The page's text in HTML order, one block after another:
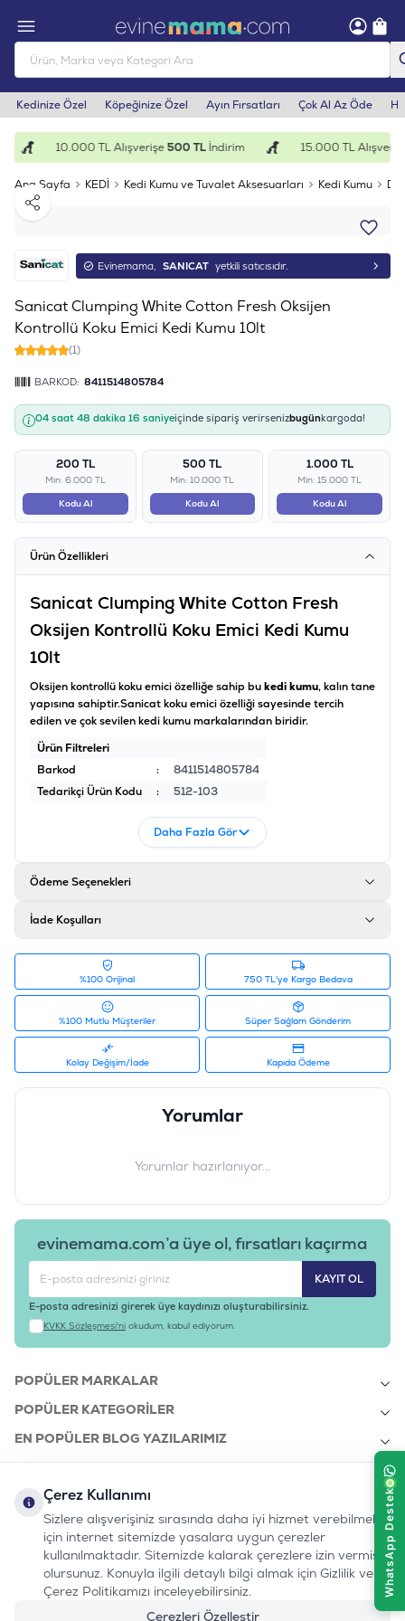
Kedinize Özel Köpeğinize Özel Ayın Fırsatları Çok Al Az Öde
10.000 TL Alışverişe500 TLİndirim 15.000 TL
Ana Sayfa KEDİ Kedi Kumu ve Tuvalet Aksesuarları Kedi Kumu
Paylaş
Evinemama, SANICAT yetkili satıcısıdır.
Sanicat Clumping White Cotton Fresh Oksijen
Kontrollü Koku Emici Kedi Kumu 10lt
(1)
BARKOD: 8411514805784
04 saat 48 dakika 16 saniyeiçinde sipariş verirsenizbugünkargoda!
200 TL
Min: 6.000 TL
Kodu Al
500 TL
Min: 10.000 TL
Kodu Al
1.000 TL
Min: 15.000 TL
Kodu Al
Ürün Özellikleri
Sanicat Clumping White Cotton Fresh
Oksijen Kontrollü Koku Emici Kedi Kumu
10lt
Oksijen kontrollü koku emici özelliğe sahip bukedi kumu, kalın tane
yapısına sahiptir.Sanicat koku emici özelliği sayesinde tercih
edilen ve çok sevilen kedi kumu markalarından biridir.
Ürün Filtreleri
Barkod
:
8411514805784
Tedarikçi Ürün Kodu
: 512-103
Daha Fazla Gör
Ödeme Seçenekleri
İade Koşulları
%100 Orijinal 750 TL'ye Kargo Bedava
%100 Mutlu Müşteriler Süper Sağlam Gönderim
Kolay Değişim/İade Kapıda Ödeme
Yorumlar
Yorumlar hazırlanıyor...
evinemama.com’a üye ol, fırsatları kaçırma
KAYIT OL
E-posta adresinizi girerek üye kaydınızı oluşturabilirsiniz.
KVKK Sözleşmesi'ni okudum, kabul ediyorum.
POPÜLER MARKALAR
POPÜLER KATEGORILER
EN POPÜLER BLOG YAZILARIMIZ
KURUMSAL
bizi takip edin:
Instagram
Youtube
TiktokFacebook
Linkedin
www.evinemama.com
0232 7000 212
%100 MUTLU
MÜŞTERI HATTI
Çerez Kullanımı
Sizlere alışverişiniz sırasında daha iyi hizmet verebilmek
için internet sitemizde yasalara uygun çerezler
kullanılmaktadır. Sitemizde kalarak çerezlere izin vermiş
olursunuz. Konuyla ilgili detaylı bilgi almak için Gizlilik ve
Çerez Politikamızı inceleyebilirsiniz.
Çerezleri Özelleştir